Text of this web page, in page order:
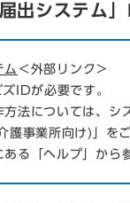
届出システム
ム ＜外部リンク＞
IDが必要です。
法については、シ
護事業所向け)」を
ある「ヘルプ」から